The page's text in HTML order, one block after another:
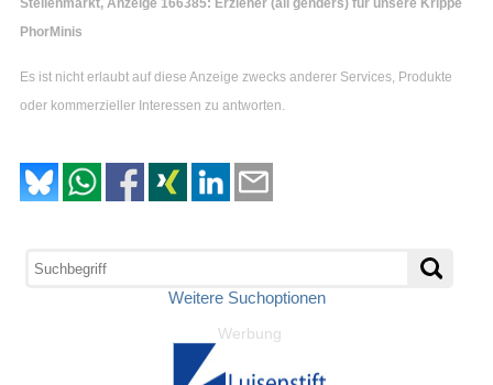
Stellenmarkt, Anzeige 166385: Erzieher (all genders) für unsere Krippe
PhorMinis
Es ist nicht erlaubt auf diese Anzeige zwecks anderer Services, Produkte
oder kommerzieller Interessen zu antworten.
Weitere Suchoptionen
Werbung